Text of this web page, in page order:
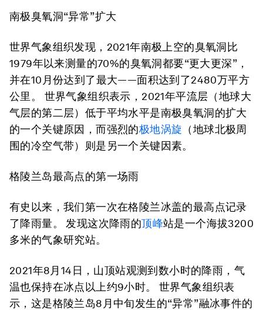
南极臭氧洞“异常”扩大
世界气象组织发现，2021年南极上空的臭氧洞比
1979年以来测量的70%的臭氧洞都要“更大更深”，
并在10月份达到了最大——面积达到了2480万平方
公里。 世界气象组织表示，2021年平流层（地球大
气层的第二层）低于平均水平是南极臭氧洞的扩大
的一个关键原因，而强烈的极地涡旋 （地球北极周
围的冷空气带）则是另一个关键因素。
格陵兰岛最高点的第一场雨
有史以来，我们第一次在格陵兰冰盖的最高点记录
了降雨量。 发现这次降雨的顶峰站是一个海拔3200
多米的气象研究站。
2021年8月14日，山顶站观测到数小时的降雨，气
温也保持在冰点以上约9小时。 世界气象组织表
示，这是格陵兰岛8月中旬发生的“异常”融冰事件的